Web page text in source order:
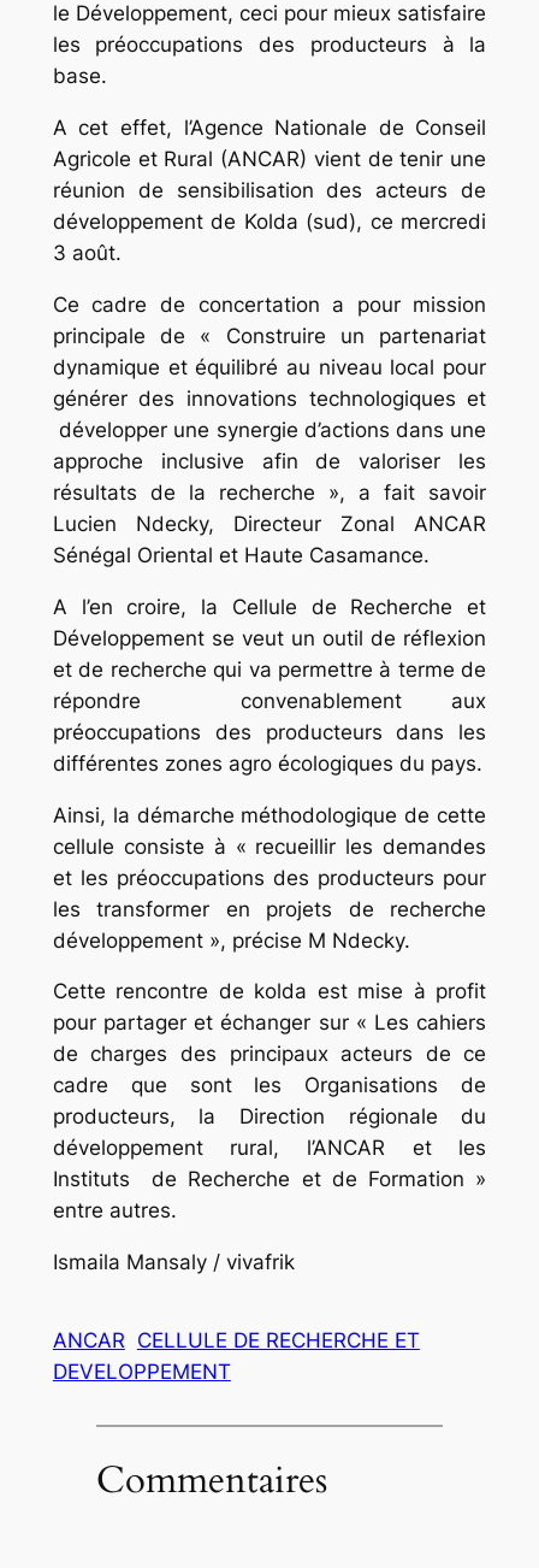
le Développement, ceci pour mieux satisfaire
les préoccupations des producteurs à la
base.
A cet effet, l’Agence Nationale de Conseil
Agricole et Rural (ANCAR) vient de tenir une
réunion de sensibilisation des acteurs de
développement de Kolda (sud), ce mercredi
3 août.
Ce cadre de concertation a pour mission
principale de « Construire un partenariat
dynamique et équilibré au niveau local pour
générer des innovations technologiques et
développer une synergie d’actions dans une
approche inclusive afin de valoriser les
résultats de la recherche », a fait savoir
Lucien Ndecky, Directeur Zonal ANCAR
Sénégal Oriental et Haute Casamance.
A l’en croire, la Cellule de Recherche et
Développement se veut un outil de réflexion
et de recherche qui va permettre à terme de
répondre convenablement aux
préoccupations des producteurs dans les
différentes zones agro écologiques du pays.
Ainsi, la démarche méthodologique de cette
cellule consiste à « recueillir les demandes
et les préoccupations des producteurs pour
les transformer en projets de recherche
développement », précise M Ndecky.
Cette rencontre de kolda est mise à profit
pour partager et échanger sur « Les cahiers
de charges des principaux acteurs de ce
cadre que sont les Organisations de
producteurs, la Direction régionale du
développement rural, l’ANCAR et les
Instituts de Recherche et de Formation »
entre autres.
Ismaila Mansaly / vivafrik
ANCAR CELLULE DE RECHERCHE ET
DEVELOPPEMENT
Commentaires